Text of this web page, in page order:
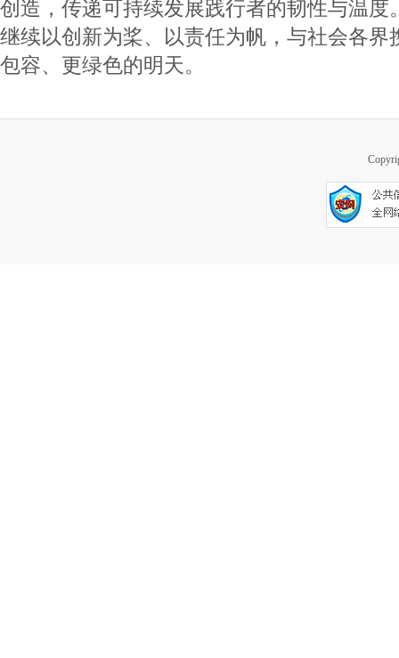
创造，传递可持续发展践行者的韧性与温度
继续以创新为桨、以责任为帆，与社会各界
包容、更绿色的明天。